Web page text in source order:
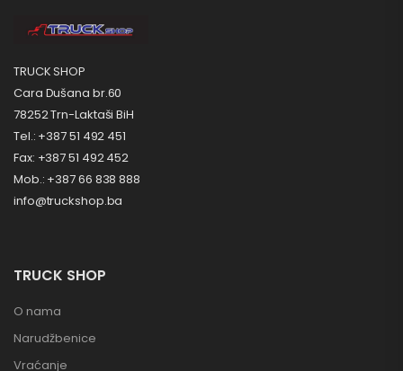
TRUCK SHOP
Cara Dušana br.60
78252 Trn-Laktaši BiH
Tel.: +387 51 492 451
Fax: +387 51 492 452
Mob.: +387 66 838 888
info@truckshop.ba
TRUCK SHOP
O nama
Narudžbenice
Vraćanje